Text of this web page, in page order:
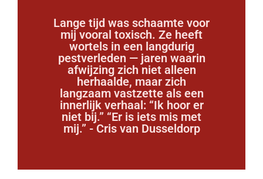
Lange tijd was schaamte voor
mij vooral toxisch. Ze heeft
wortels in een langdurig
pestverleden — jaren waarin
afwijzing zich niet alleen
herhaalde, maar zich
langzaam vastzette als een
innerlijk verhaal: “Ik hoor er
niet bij.” “Er is iets mis met
mij.” - Cris van Dusseldorp